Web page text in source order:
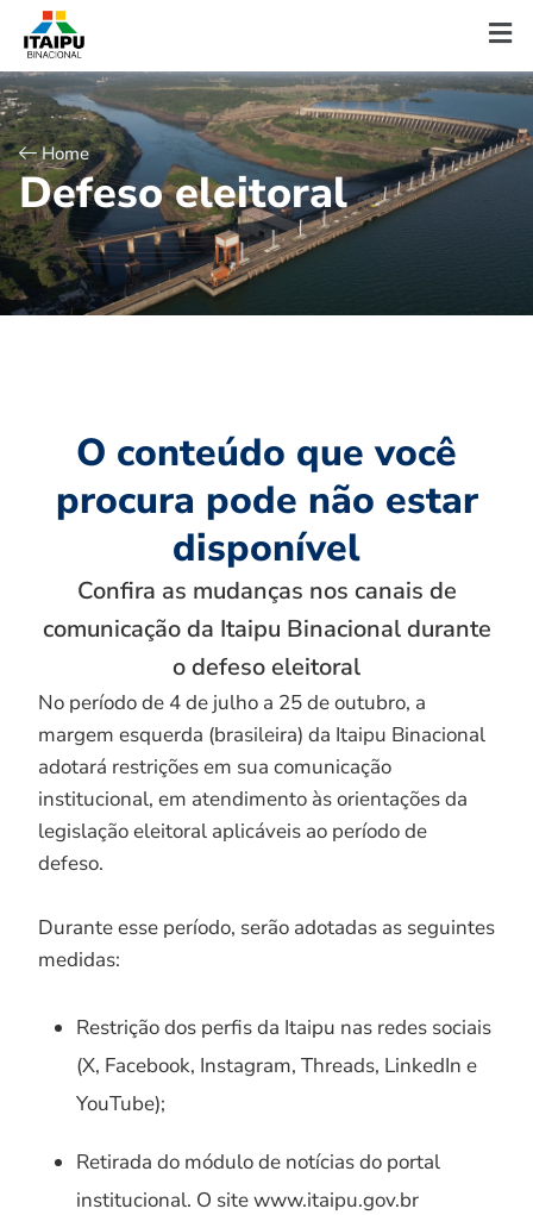
Home
Defeso eleitoral
O conteúdo que você
procura pode não estar
disponível
Confira as mudanças nos canais de
comunicação da Itaipu Binacional durante
o defeso eleitoral
No período de 4 de julho a 25 de outubro, a
margem esquerda (brasileira) da Itaipu Binacional
adotará restrições em sua comunicação
institucional, em atendimento às orientações da
legislação eleitoral aplicáveis ao período de
defeso.
Durante esse período, serão adotadas as seguintes
medidas:
Restrição dos perfis da Itaipu nas redes sociais
(X, Facebook, Instagram, Threads, LinkedIn e
YouTube);
Retirada do módulo de notícias do portal
institucional. O site www.itaipu.gov.br